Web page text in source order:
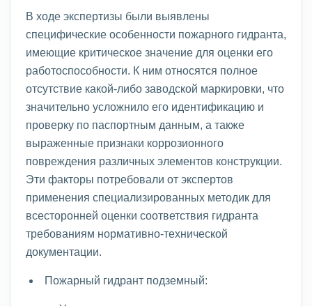
В ходе экспертизы были выявлены
специфические особенности пожарного гидранта,
имеющие критическое значение для оценки его
работоспособности. К ним относятся полное
отсутствие какой-либо заводской маркировки, что
значительно усложнило его идентификацию и
проверку по паспортным данным, а также
выраженные признаки коррозионного
повреждения различных элементов конструкции.
Эти факторы потребовали от экспертов
применения специализированных методик для
всесторонней оценки соответствия гидранта
требованиям нормативно-технической
документации.
Пожарный гидрант подземный: